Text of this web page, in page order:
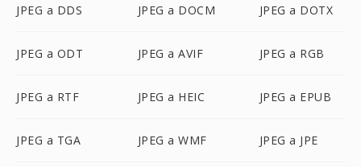
JPEG a DDS JPEG a DOCM JPEG a DOTX
JPEG a ODT JPEG a AVIF JPEG a RGB
JPEG a RTF JPEG a HEIC JPEG a EPUB
JPEG a TGA JPEG a WMF JPEG a JPE